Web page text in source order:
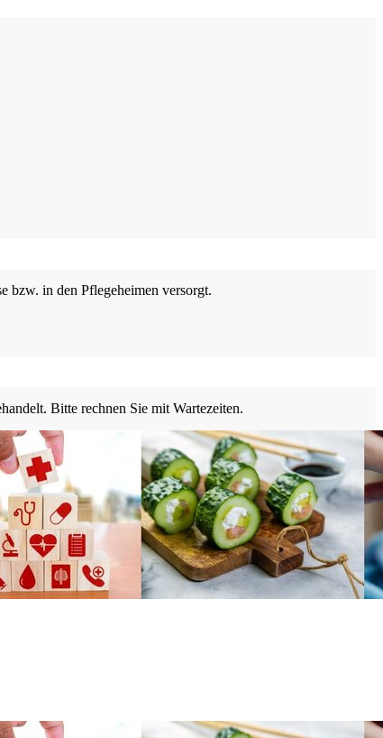
bzw. in den Pflege­heimen versorgt.
Bitte rechnen Sie mit Warte­zeiten.